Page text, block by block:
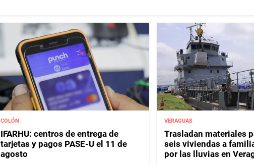
COLÓN
IFARHU: centros de entrega de
tarjetas y pagos PASE-U el 11 de
agosto
VERAGUAS
Trasladan materiales
seis viviendas a
por las lluvias en